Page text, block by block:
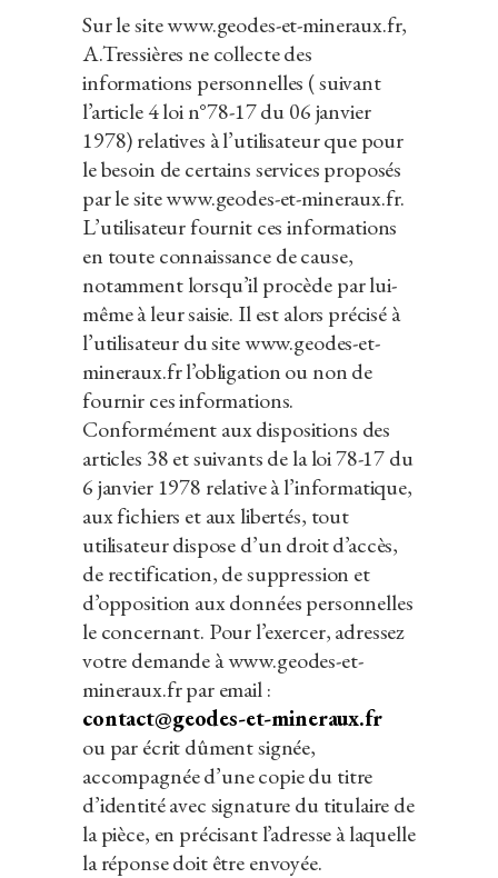
Sur le site www.geodes-et-mineraux.fr,
A.Tressières ne collecte des
informations personnelles ( suivant
l’article 4 loi n°78-17 du 06 janvier
1978) relatives à l’utilisateur que pour
le besoin de certains services proposés
par le site www.geodes-et-mineraux.fr.
L’utilisateur fournit ces informations
en toute connaissance de cause,
notamment lorsqu’il procède par lui-
même à leur saisie. Il est alors précisé à
l’utilisateur du site www.geodes-et-
mineraux.fr l’obligation ou non de
fournir ces informations.
Conformément aux dispositions des
articles 38 et suivants de la loi 78-17 du
6 janvier 1978 relative à l’informatique,
aux fichiers et aux libertés, tout
utilisateur dispose d’un droit d’accès,
de rectification, de suppression et
d’opposition aux données personnelles
le concernant. Pour l’exercer, adressez
votre demande à www.geodes-et-
mineraux.fr par email :
contact@geodes-et-mineraux.fr
ou par écrit dûment signée,
accompagnée d’une copie du titre
d’identité avec signature du titulaire de
la pièce, en précisant l’adresse à laquelle
la réponse doit être envoyée.